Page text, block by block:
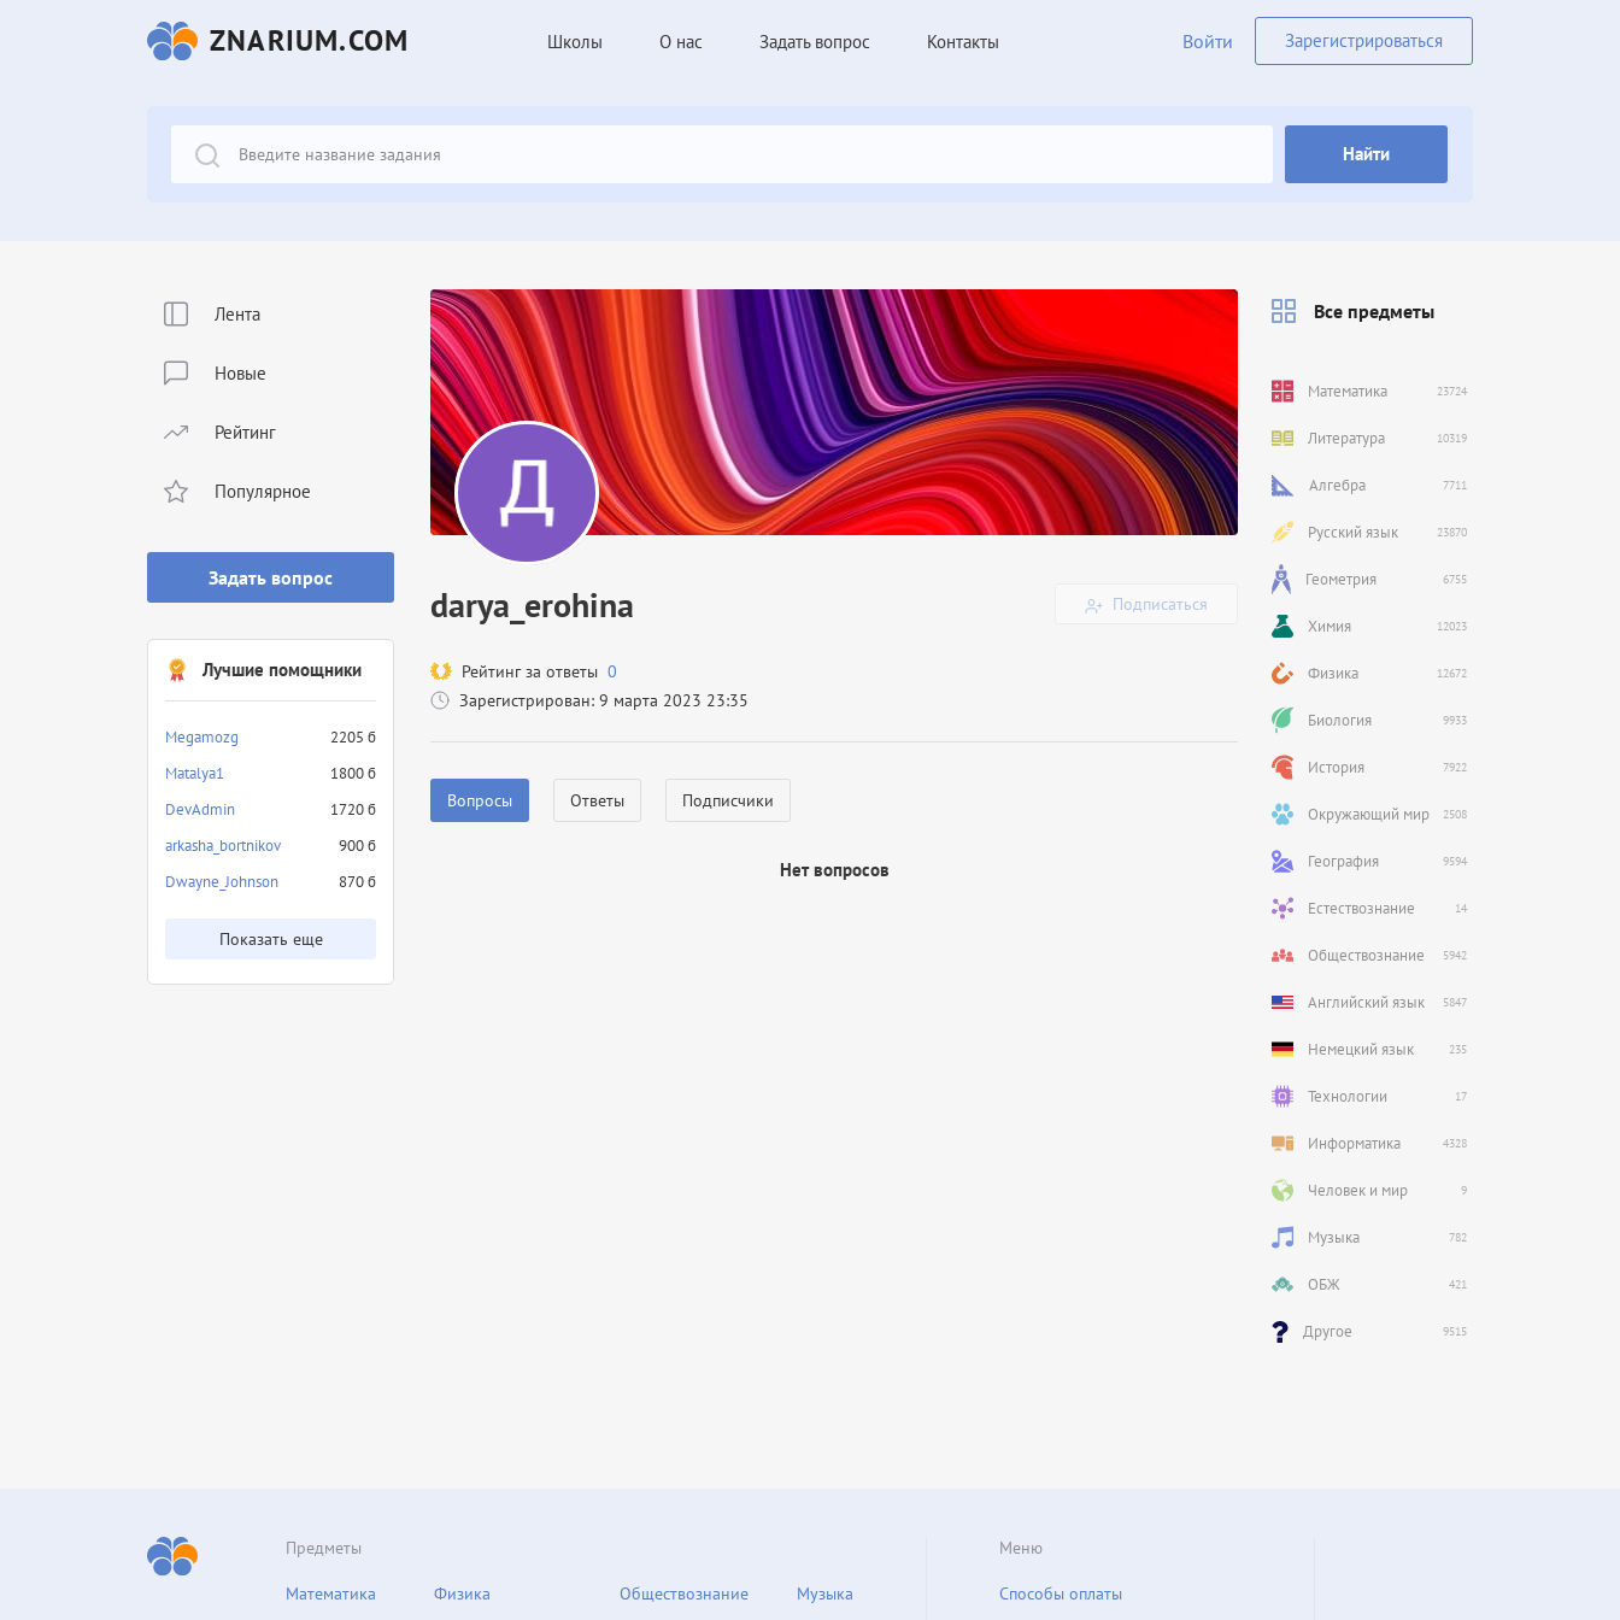
ZNARIUM.COM Школы О нас Задать вопрос Контакты Войти Зарегистрироваться
Найти
Лента
Новые
Рейтинг
Популярное
Задать вопрос
Лучшие помощники
Megamozg
2205 б
Matalya1
1800 б
DevAdmin
1720 б
arkasha_bortnikov
900 б
Dwayne_Johnson
870 б
Показать еще
darya_erohina Подписаться
Рейтинг за ответы 0
Зарегистрирован: 9 марта 2023 23:35
Вопросы Ответы Подписчики
Нет вопросов
Все предметы
Математика 23724
Литература 10319
Алгебра 7711
Русский язык 23870
Геометрия 6755
Химия 12023
Физика 12672
Биология 9933
История 7922
Окружающий мир 2508
География 9594
Естествознание 14
Обществознание 5942
Английский язык 5847
Немецкий язык 235
Технологии 17
Информатика 4328
Человек и мир 9
Музыка 782
ОБЖ 421
Другое 9515
Предметы
Математика
Физика
Обществознание
Музыка
Меню
Способы оплаты